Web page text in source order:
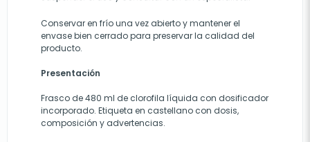
Conservar en frío una vez abierto y mantener el
envase bien cerrado para preservar la calidad del
producto.
Presentación
Frasco de 480 ml de clorofila líquida con dosificador
incorporado. Etiqueta en castellano con dosis,
composición y advertencias.